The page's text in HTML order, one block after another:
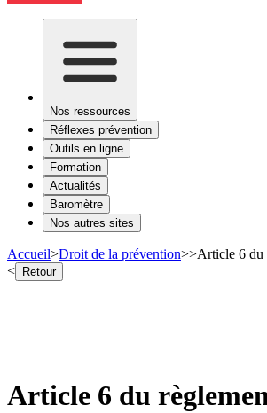
Nos ressources
Réflexes prévention
Outils en ligne
Formation
Actualités
Baromètre
Nos autres sites
Accueil>Droit de la prévention>>Article 6 du
< Retour
Article 6 du